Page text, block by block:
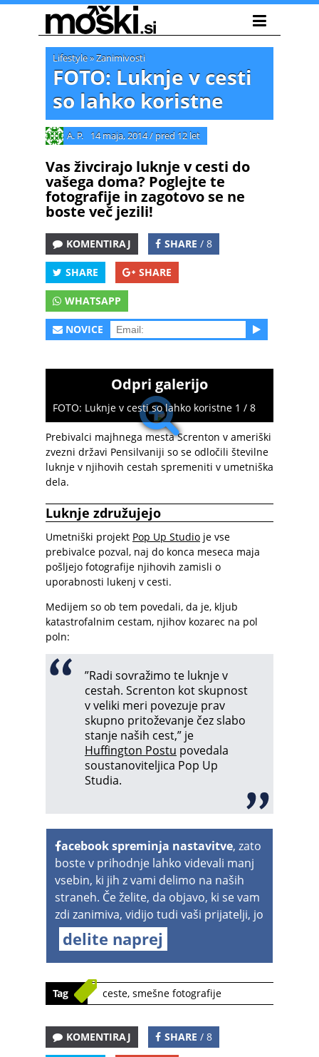
Lifestyle»Zanimivosti
FOTO: Luknje v cesti
so lahko koristne
A. P. 14 maja, 2014/ pred 12 let
Vas živcirajo luknje v cesti do
vašega doma? Poglejte te
fotografije in zagotovo se ne
boste več jezili!
KOMENTIRAJ SHARE / 8
SHARE SHARE
WHATSAPP
NOVICE
Odpri galerijo
FOTO: Luknje v cesti so lahko koristne 1 / 8
Prebivalci majhnega mesta Screnton v ameriški
zvezni državi Pensilvaniji so se odločili številne
luknje v njihovih cestah spremeniti v umetniška
dela.
Luknje združujejo
Umetniški projekt Pop Up Studio je vse
prebivalce pozval, naj do konca meseca maja
pošljejo fotografije njihovih zamisli o
uporabnosti lukenj v cesti.
Medijem so ob tem povedali, da je, kljub
katastrofalnim cestam, njihov kozarec na pol
poln:
”Radi sovražimo te luknje v
cestah. Screnton kot skupnost
v veliki meri povezuje prav
skupno pritoževanje čez slabo
stanje naših cest,” je
Huffington Postu povedala
soustanoviteljica Pop Up
Studia.
acebook spreminja nastavitve, zato
boste v prihodnje lahko videvali manj
vsebin, ki jih z vami delimo na naših
straneh. Če želite, da objavo, ki se vam
zdi zanimiva, vidijo tudi vaši prijatelji, jo
delite naprej
Tag ceste, smešne fotografije
KOMENTIRAJ SHARE / 8